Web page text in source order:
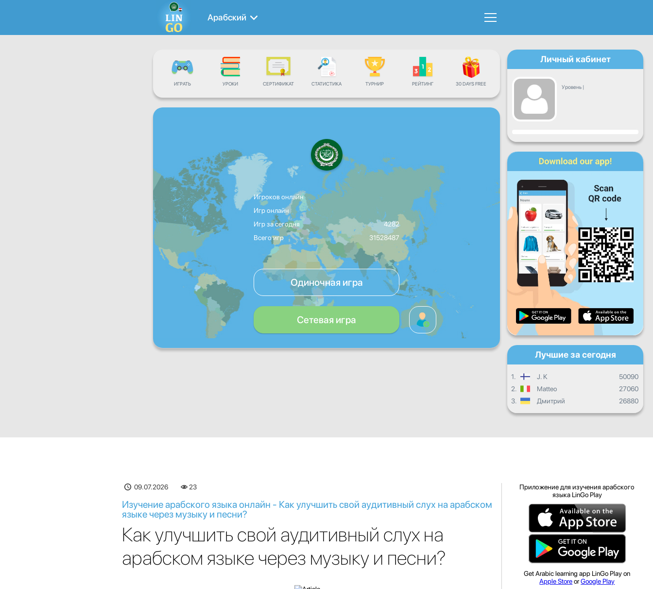
Арабский
ИГРАТЬ УРОКИ СЕРТИФИКАТ СТАТИСТИКА ТУРНИР РЕЙТИНГ 30 DAYS FREE
Игроков онлайн
Игр онлайн
Игр за сегодня
4282
Всего игр
31528487
Одиночная игра
Сетевая игра
Личный кабинет
Уровень |
Прогресс
Пн Ср Чт
Сб Вс
Ежедневный прогресс
Ежемесячный прогресс
Общий прогресс
Лучшие за сегодня
1. J. K
50090
2.
Matteo
27060
3.
Дмитрий 26880
09.07.2026 23
Изучение арабского языка онлайн - Как улучшить свой аудитивный слух на арабском
языке через музыку и песни?
Как улучшить свой аудитивный слух на
арабском языке через музыку и песни?
Приложение для изучения арабского
языка LinGo Play
Get Arabic learning app LinGo Play on
Apple StoreorGoogle Play